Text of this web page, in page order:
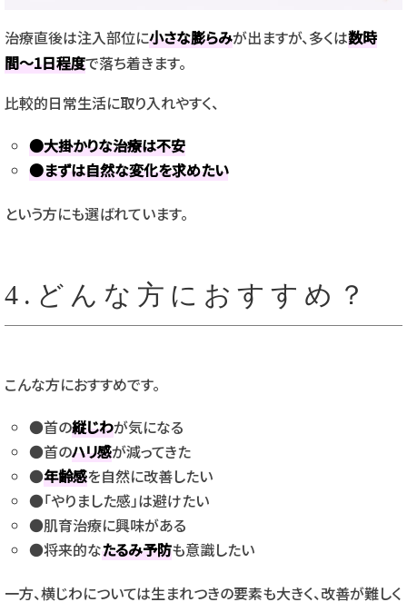
治療直後は注入部位に小さな膨らみが出ますが、多くは数時
間〜1日程度で落ち着きます。
比較的日常生活に取り入れやすく、
●大掛かりな治療は不安
●まずは自然な変化を求めたい
という方にも選ばれています。
4.どんな方におすすめ？
こんな方におすすめです。
●首の縦じわが気になる
●首のハリ感が減ってきた
●年齢感を自然に改善したい
●「やりました感」は避けたい
●肌育治療に興味がある
●将来的なたるみ予防も意識したい
一方、横じわについては生まれつきの要素も大きく、改善が難しく